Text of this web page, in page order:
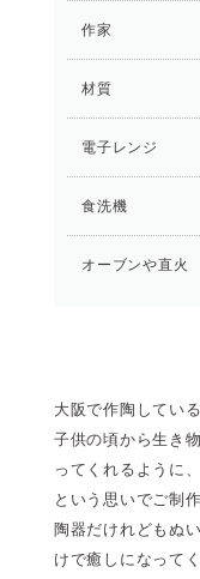
作家
材質
電子レンジ
食洗機
オーブンや直火
大阪で作陶してい
子供の頃から生き
ってくれるように
という思いでご制
陶器だけれどもぬ
けで癒しになって